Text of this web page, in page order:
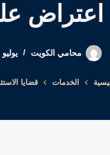
محامي الكويت يوليو 12, 2026
الخدمات قضايا